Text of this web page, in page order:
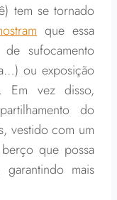
tem se tornado
que essa
sufocamento
ou exposição
Em vez disso,
do
vestido com um
que possa
mais